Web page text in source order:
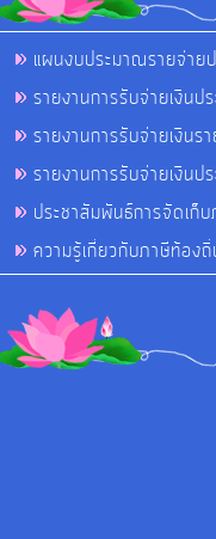
แผนงบประมาณรายจ่าย
รายงานการรับจ่ายเงินป
รายงานการรับจ่ายเงินร
รายงานการรับจ่ายเงินป
ประชาสัมพันธ์การจัดเก็
ความรู้เกี่ยวกับภาษีท้อง